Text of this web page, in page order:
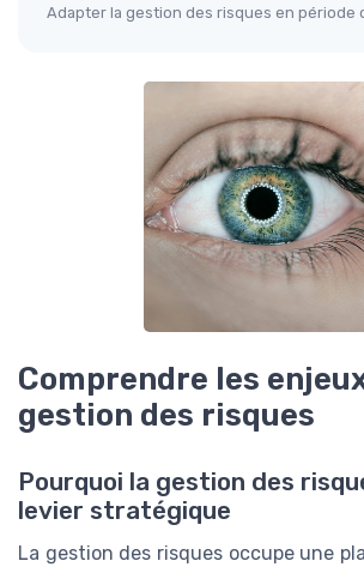
Adapter la gestion des risques en période
Comprendre les
gestion des risques
Pourquoi la gestion des
levier stratégique
La gestion des risques occupe une